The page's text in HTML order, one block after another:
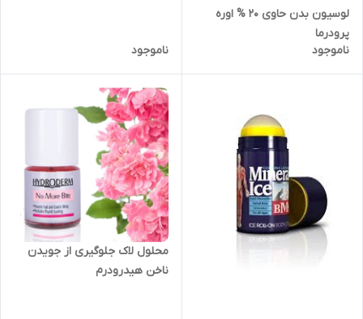
لوسیون بدن حاوی 20 % اوره
پرودرما
ناموجود
ناموجود
محلول لاک جلوگیری از جویدن
ناخن هیدرودرم